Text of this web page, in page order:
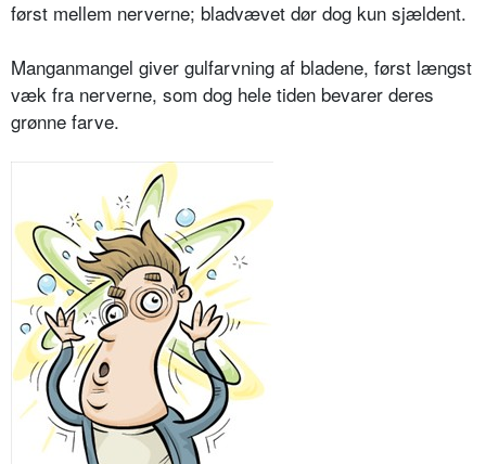
først mellem nerverne; bladvævet dør dog kun sjældent.
Manganmangel giver gulfarvning af bladene, først længst
væk fra nerverne, som dog hele tiden bevarer deres
grøn­ne farve.